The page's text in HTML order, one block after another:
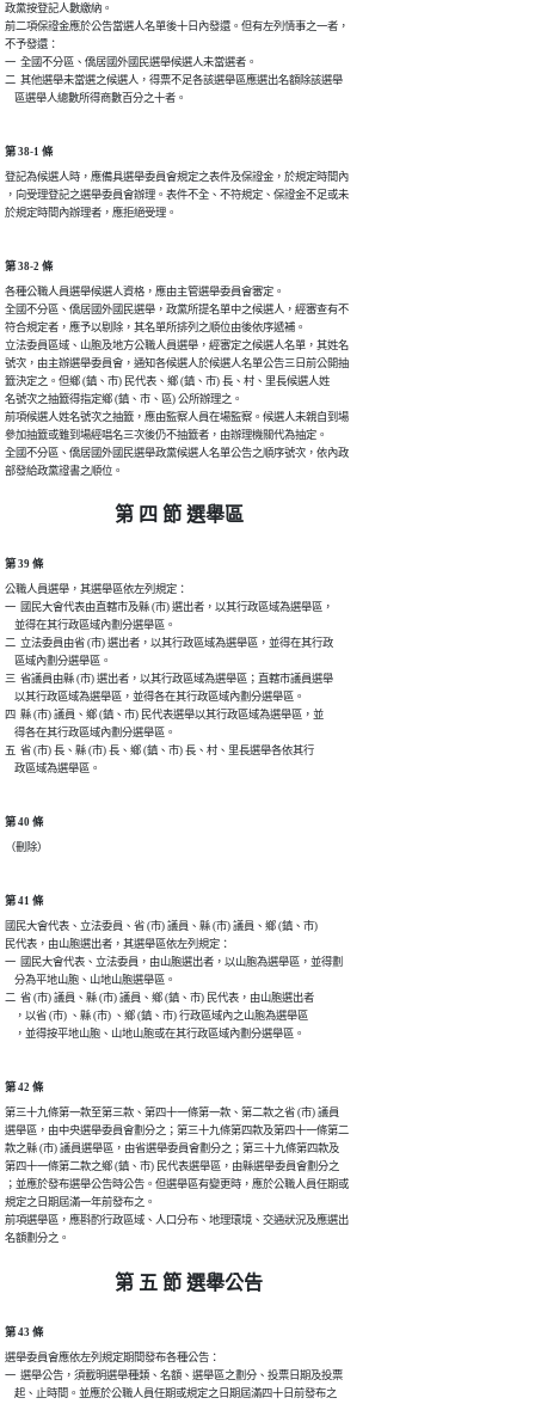
政黨按登記人數繳納。
前二項保證金應於公告當選人名單後十日內發還。但有左列情事之一者，
不予發還：
一  全國不分區、僑居國外國民選舉候選人未當選者。
二  其他選舉未當選之候選人，得票不足各該選舉區應選出名額除該選舉
    區選舉人總數所得商數百分之十者。
第 38-1 條
登記為候選人時，應備具選舉委員會規定之表件及保證金，於規定時間內
，向受理登記之選舉委員會辦理。表件不全、不符規定、保證金不足或未
於規定時間內辦理者，應拒絕受理。
第 38-2 條
各種公職人員選舉候選人資格，應由主管選舉委員會審定。
全國不分區、僑居國外國民選舉，政黨所提名單中之候選人，經審查有不
符合規定者，應予以剔除，其名單所排列之順位由後依序遞補。
立法委員區域、山胞及地方公職人員選舉，經審定之候選人名單，其姓名
號次，由主辦選舉委員會，通知各候選人於候選人名單公告三日前公開抽
籤決定之。但鄉 (鎮、市) 民代表、鄉 (鎮、市) 長、村、里長候選人姓
名號次之抽籤得指定鄉 (鎮、市、區) 公所辦理之。
前項候選人姓名號次之抽籤，應由監察人員在場監察。候選人未親自到場
參加抽籤或雖到場經唱名三次後仍不抽籤者，由辦理機關代為抽定。
全國不分區、僑居國外國民選舉政黨候選人名單公告之順序號次，依內政
部發給政黨證書之順位。
第 四 節 選舉區
第 39 條
公職人員選舉，其選舉區依左列規定：
一  國民大會代表由直轄市及縣 (市) 選出者，以其行政區域為選舉區，
    並得在其行政區域內劃分選舉區。
二  立法委員由省 (市) 選出者，以其行政區域為選舉區，並得在其行政
    區域內劃分選舉區。
三  省議員由縣 (市) 選出者，以其行政區域為選舉區；直轄市議員選舉
    以其行政區域為選舉區，並得各在其行政區域內劃分選舉區。
四  縣 (市) 議員、鄉 (鎮、市) 民代表選舉以其行政區域為選舉區，並
    得各在其行政區域內劃分選舉區。
五  省 (市) 長、縣 (市) 長、鄉 (鎮、市) 長、村、里長選舉各依其行
    政區域為選舉區。
第 40 條
（刪除）
第 41 條
國民大會代表、立法委員、省 (市) 議員、縣 (市) 議員、鄉 (鎮、市)
民代表，由山胞選出者，其選舉區依左列規定：
一  國民大會代表、立法委員，由山胞選出者，以山胞為選舉區，並得劃
    分為平地山胞、山地山胞選舉區。
二  省 (市) 議員、縣 (市) 議員、鄉 (鎮、市) 民代表，由山胞選出者
    ，以省 (市) 、縣 (市) 、鄉 (鎮、市) 行政區域內之山胞為選舉區
    ，並得按平地山胞、山地山胞或在其行政區域內劃分選舉區。
第 42 條
第三十九條第一款至第三款、第四十一條第一款、第二款之省 (市) 議員
選舉區，由中央選舉委員會劃分之；第三十九條第四款及第四十一條第二
款之縣 (市) 議員選舉區，由省選舉委員會劃分之；第三十九條第四款及
第四十一條第二款之鄉 (鎮、市) 民代表選舉區，由縣選舉委員會劃分之
；並應於發布選舉公告時公告。但選舉區有變更時，應於公職人員任期或
規定之日期屆滿一年前發布之。
前項選舉區，應斟酌行政區域、人口分布、地理環境、交通狀況及應選出
名額劃分之。
第 五 節 選舉公告
第 43 條
選舉委員會應依左列規定期間發布各種公告：
一  選舉公告，須載明選舉種類、名額、選舉區之劃分、投票日期及投票
    起、止時間。並應於公職人員任期或規定之日期屆滿四十日前發布之